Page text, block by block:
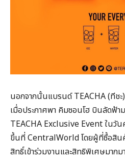
นอกจากนั้นแบรนด์ TEACHA (ทีชะ
เมื่อประกาศพา คิมซอนโฮ บินลัดฟ้า
TEACHA Exclusive Event ในวั
ขึ้นที่ CentralWorld โดยผู้ที่ซื้อสินค้
สิทธิ์เข้าร่วมงานและสิทธิพิเศษมากม